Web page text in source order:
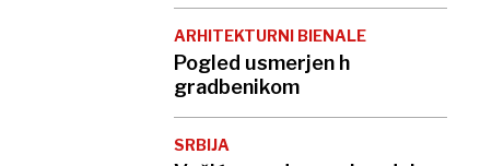
ARHITEKTURNI BIENALE
Pogled usmerjen h
gradbenikom
SRBIJA